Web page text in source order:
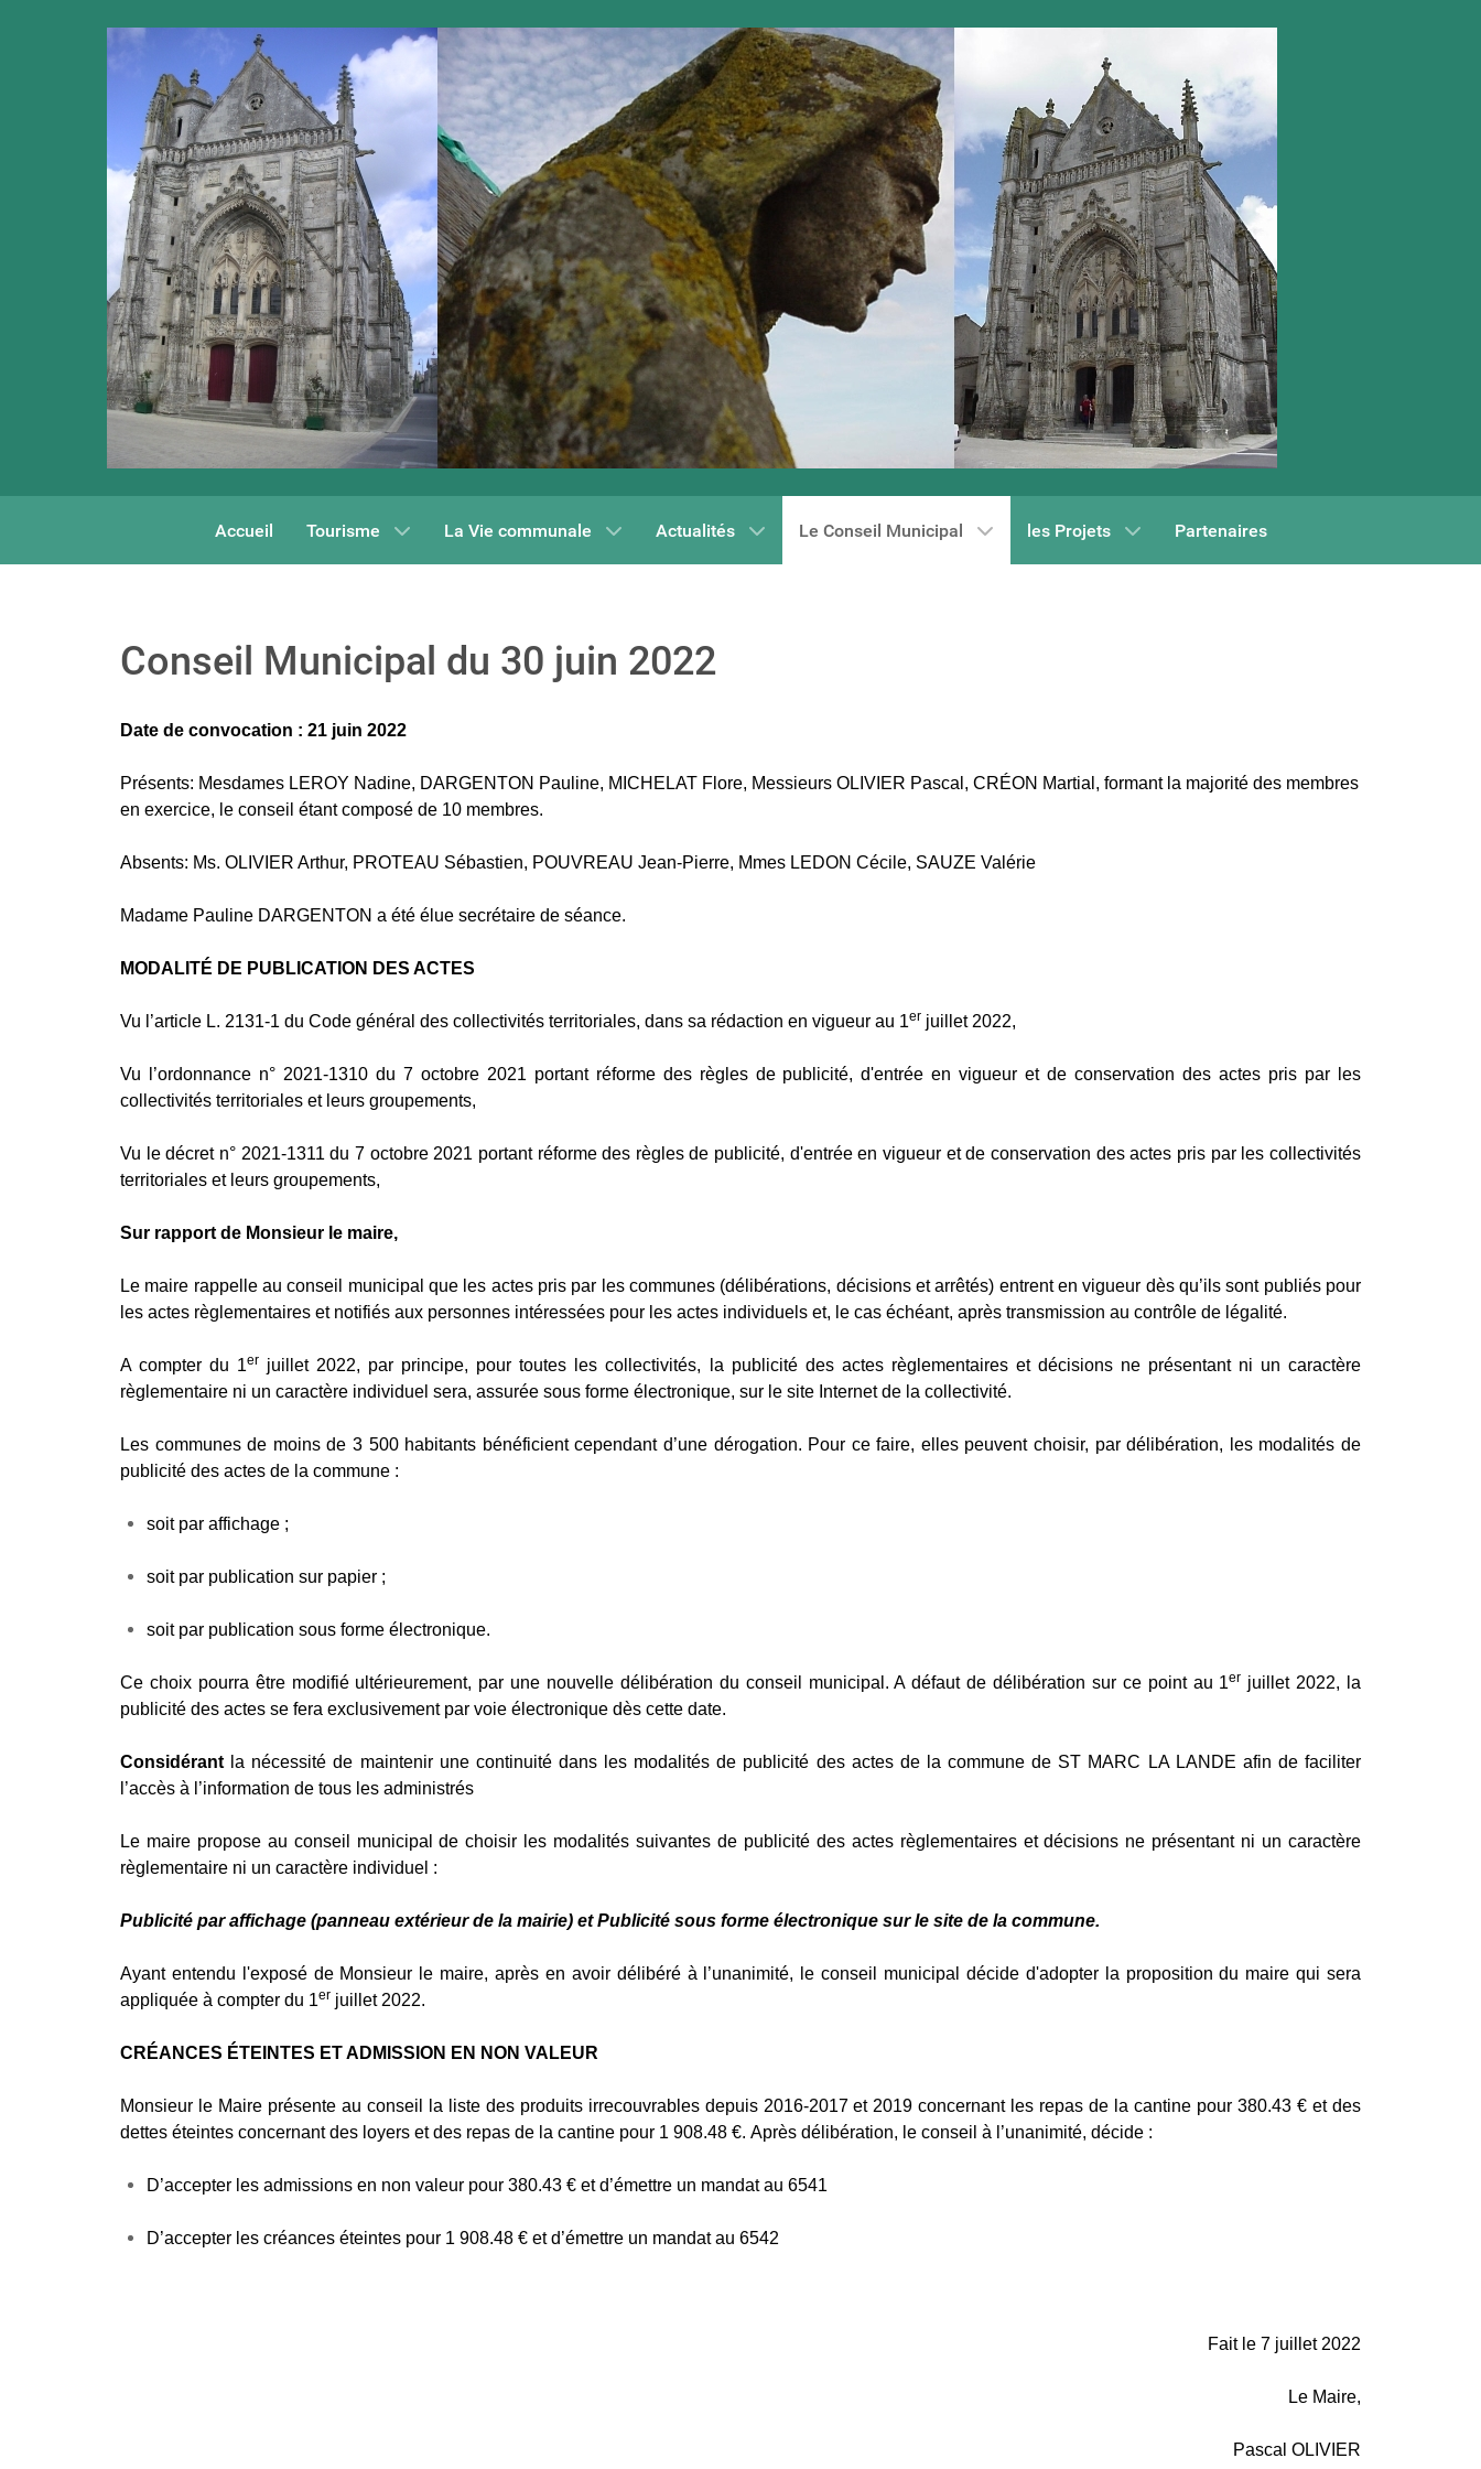
Accueil Tourisme La Vie communale Actualités Le Conseil Municipal les Projets Partenaires
Conseil Municipal du 30 juin 2022
Date de convocation : 21 juin 2022
Présents: Mesdames LEROY Nadine, DARGENTON Pauline, MICHELAT Flore, Messieurs OLIVIER Pascal, CRÉON Martial, formant la majorité des membres
en exercice, le conseil étant composé de 10 membres.
Absents: Ms. OLIVIER Arthur, PROTEAU Sébastien, POUVREAU Jean-Pierre, Mmes LEDON Cécile, SAUZE Valérie
Madame Pauline DARGENTON a été élue secrétaire de séance.
MODALITÉ DE PUBLICATION DES ACTES
Vu l’article L. 2131-1 du Code général des collectivités territoriales, dans sa rédaction en vigueur au 1er juillet 2022,
Vu l’ordonnance n° 2021-1310 du 7 octobre 2021 portant réforme des règles de publicité, d'entrée en vigueur et de conservation des actes pris par les
collectivités territoriales et leurs groupements,
Vu le décret n° 2021-1311 du 7 octobre 2021 portant réforme des règles de publicité, d'entrée en vigueur et de conservation des actes pris par les collectivités
territoriales et leurs groupements,
Sur rapport de Monsieur le maire,
Le maire rappelle au conseil municipal que les actes pris par les communes (délibérations, décisions et arrêtés) entrent en vigueur dès qu’ils sont publiés pour
les actes règlementaires et notifiés aux personnes intéressées pour les actes individuels et, le cas échéant, après transmission au contrôle de légalité.
A compter du 1er juillet 2022, par principe, pour toutes les collectivités, la publicité des actes règlementaires et décisions ne présentant ni un caractère
règlementaire ni un caractère individuel sera, assurée sous forme électronique, sur le site Internet de la collectivité.
Les communes de moins de 3 500 habitants bénéficient cependant d’une dérogation. Pour ce faire, elles peuvent choisir, par délibération, les modalités de
publicité des actes de la commune :
soit par affichage ;
soit par publication sur papier ;
soit par publication sous forme électronique.
Ce choix pourra être modifié ultérieurement, par une nouvelle délibération du conseil municipal. A défaut de délibération sur ce point au 1er juillet 2022, la
publicité des actes se fera exclusivement par voie électronique dès cette date.
Considérant la nécessité de maintenir une continuité dans les modalités de publicité des actes de la commune de ST MARC LA LANDE afin de faciliter
l’accès à l’information de tous les administrés
Le maire propose au conseil municipal de choisir les modalités suivantes de publicité des actes règlementaires et décisions ne présentant ni un caractère
règlementaire ni un caractère individuel :
Publicité par affichage (panneau extérieur de la mairie) etPublicité sous forme électronique sur le site de la commune.
Ayant entendu l'exposé de Monsieur le maire, après en avoir délibéré à l’unanimité, le conseil municipal décide d'adopterla proposition du maire qui sera
appliquée à compter du 1er juillet 2022.
CRÉANCES ÉTEINTES ET ADMISSION EN NON VALEUR
Monsieur le Maire présente au conseil la liste des produits irrecouvrables depuis 2016-2017 et 2019 concernant les repas de la cantine pour 380.43 € et des
dettes éteintes concernant des loyers et des repas de la cantine pour 1 908.48 €. Après délibération, le conseil à l’unanimité, décide :
D’accepter les admissions en non valeur pour 380.43 € et d’émettre un mandat au 6541
D’accepter les créances éteintes pour 1 908.48 € et d’émettre un mandat au 6542
Fait le 7 juillet 2022
Le Maire,
Pascal OLIVIER